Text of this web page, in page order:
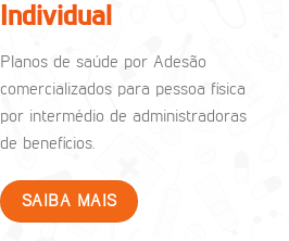
Individual
Planos de saúde por Adesão
comercializados para pessoa física
por intermédio de administradoras
de benefícios.
SAIBA MAIS